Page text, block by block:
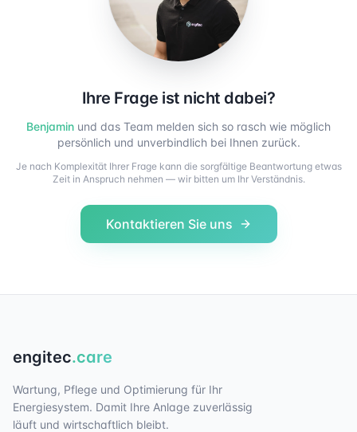
Ihre Frage ist nicht dabei?
Benjamin und das Team melden sich so rasch wie möglich
persönlich und unverbindlich bei Ihnen zurück.
Je nach Komplexität Ihrer Frage kann die sorgfältige Beantwortung etwas
Zeit in Anspruch nehmen — wir bitten um Ihr Verständnis.
Kontaktieren Sie uns
engitec.care
Wartung, Pflege und Optimierung für Ihr
Energiesystem. Damit Ihre Anlage zuverlässig
läuft und wirtschaftlich bleibt.